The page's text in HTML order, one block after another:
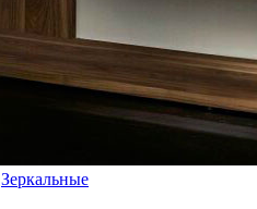
Зеркальные